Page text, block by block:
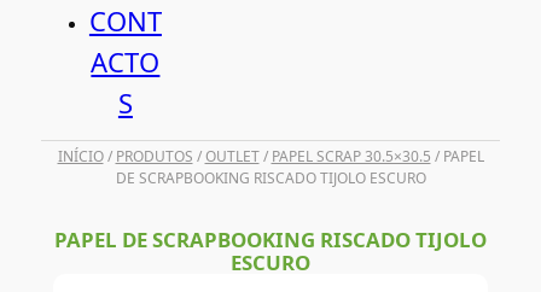
CONT
ACTO
S
INÍCIO/ PRODUTOS /OUTLET/ PAPEL SCRAP 30.5×30.5 / PAPEL
DE SCRAPBOOKING RISCADO TIJOLO ESCURO
PAPEL DE SCRAPBOOKING RISCADO TIJOLO
ESCURO